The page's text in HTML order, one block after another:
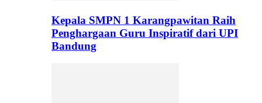
Kepala SMPN 1 Karangpawitan Raih
Penghargaan Guru Inspiratif dari UPI
Bandung